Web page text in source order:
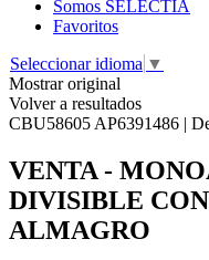
Somos SELECTIA
Favoritos
Seleccionar idioma ▼
Mostrar original
Volver a resultados
CBU58605 AP6391486 |
VENTA -
DIVISIBLE
ALMAGRO